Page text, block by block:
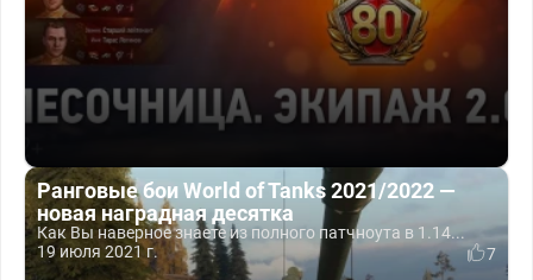
Ранговые бои World of Tanks 2021/2022 —
новая наградная десятка
Как Вы наверное знаете из полного патчноута в 1.14...
19 июля 2021 г.
7